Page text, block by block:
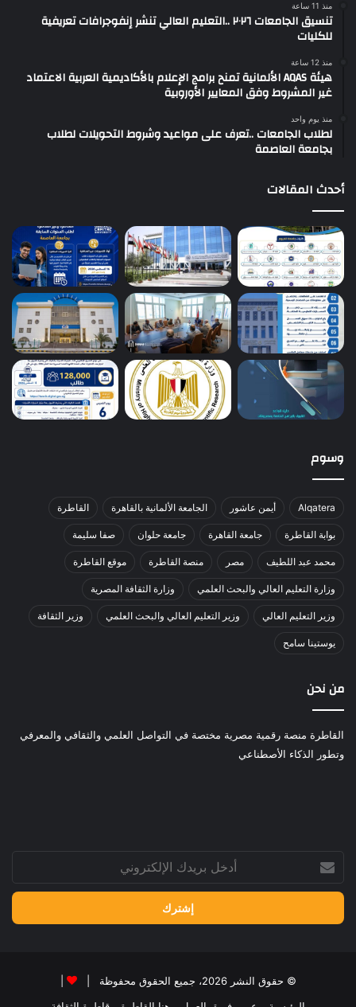
منذ 11 ساعة
تنسيق الجامعات ٢٠٢٦ ..التعليم العالي تنشر إنفوجرافات تعريفية
للكليات
منذ 12 ساعة
هيئة AQAS الألمانية تمنح برامج الإعلام بالأكاديمية العربية الاعتماد
غير المشروط وفق المعايير الأوروبية
منذ يوم واحد
لطلاب الجامعات ..تعرف على مواعيد وشروط التحويلات لطلاب
بجامعة العاصمة
أحدث المقالات
وسوم
Alqatera أيمن عاشور الجامعة الألمانية بالقاهرة القاطرة
بوابة القاطرة جامعة القاهرة جامعة حلوان صفا سليمة
محمد عبد اللطيف مصر منصة القاطرة موقع القاطرة
وزارة التعليم العالي والبحث العلمي وزارة الثقافة المصرية
وزير التعليم العالي وزير التعليم العالي والبحث العلمي وزير الثقافة
يوستينا سامح
من نحن
القاطرة منصة رقمية مصرية مختصة في التواصل العلمي والثقافي والمعرفي
وتطور الذكاء الأصطناعي
بريدك
الإلكتروني
© حقوق النشر 2026، جميع الحقوق محفوظة |